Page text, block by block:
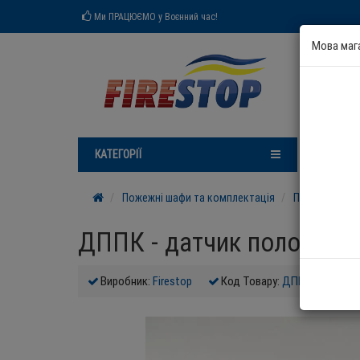
Ми ПРАЦЮЄМО у Воєнний час!
КАТЕГОРІЇ
Пожежні шафи та комплектація Пожежні
ДППК - датчик
Мова
Виробник: Firestop Код Товару: ДППК